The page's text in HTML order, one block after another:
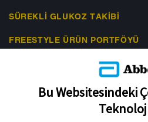
SÜREKLI GLUKOZ TAKIBI
FREESTYLE ÜRÜN PORTFÖYÜ
EDUCATIONAL RESOURCES
İLETIŞIM & HABERLER
Bu Websitesindeki